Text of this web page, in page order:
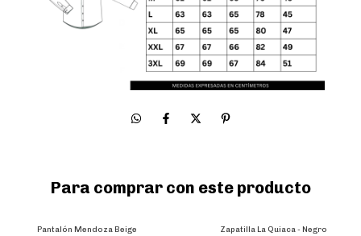
Para comprar con este producto
Pantalón Mendoza Beige
Zapatilla La Quiaca - Negro